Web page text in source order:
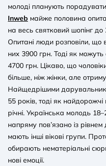
молоді планують
Inweb майже половина
на весь святковий шопінг
Опитані люди розповіли,
них 3900 грн. Тоді як
4700 грн. Цікаво, що
більше, ніж жінки, але
Найщедрішими
55 років, тоді як
річні. Українська молодь
напряму пов’язано із рівнем
мають інші вікові групи.
обирають нематеріальні
нові емоції.